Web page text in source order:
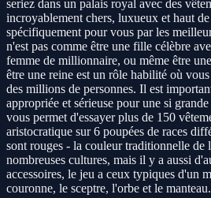
seriez dans un palais royal avec des
incroyablement chers, luxueux et haut
spécifiquement pour vous par les
n'est pas comme être une fille célèbre
femme de millionnaire, ou même être
être une reine est un rôle habilité où
des millions de personnes. Il est
appropriée et sérieuse pour une si
vous permet d'essayer plus de 150
aristocratique sur 6 poupées de races
sont rouges - la couleur traditionnelle de
nombreuses cultures, mais il y a aussi
accessoires, le jeu a ceux typiques d'un
couronne, le sceptre, l'orbe et le